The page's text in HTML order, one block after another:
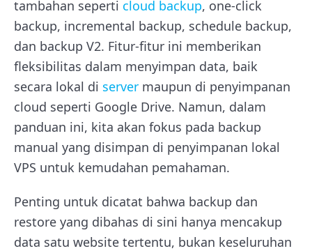
tambahan seperti cloud backup, one-click
backup, incremental backup, schedule backup,
dan backup V2. Fitur-fitur ini memberikan
fleksibilitas dalam menyimpan data, baik
secara lokal di server maupun di penyimpanan
cloud seperti Google Drive. Namun, dalam
panduan ini, kita akan fokus pada backup
manual yang disimpan di penyimpanan lokal
VPS untuk kemudahan pemahaman.
Penting untuk dicatat bahwa backup dan
restore yang dibahas di sini hanya mencakup
data satu website tertentu, bukan keseluruhan